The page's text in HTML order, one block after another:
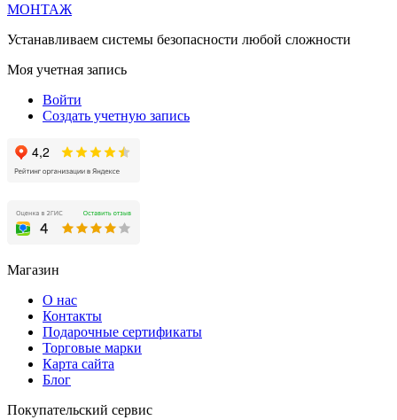
МОНТАЖ
Устанавливаем системы безопасности любой сложности
Моя учетная запись
Войти
Создать учетную запись
Магазин
О нас
Контакты
Подарочные сертификаты
Торговые марки
Карта сайта
Блог
Покупательский сервис